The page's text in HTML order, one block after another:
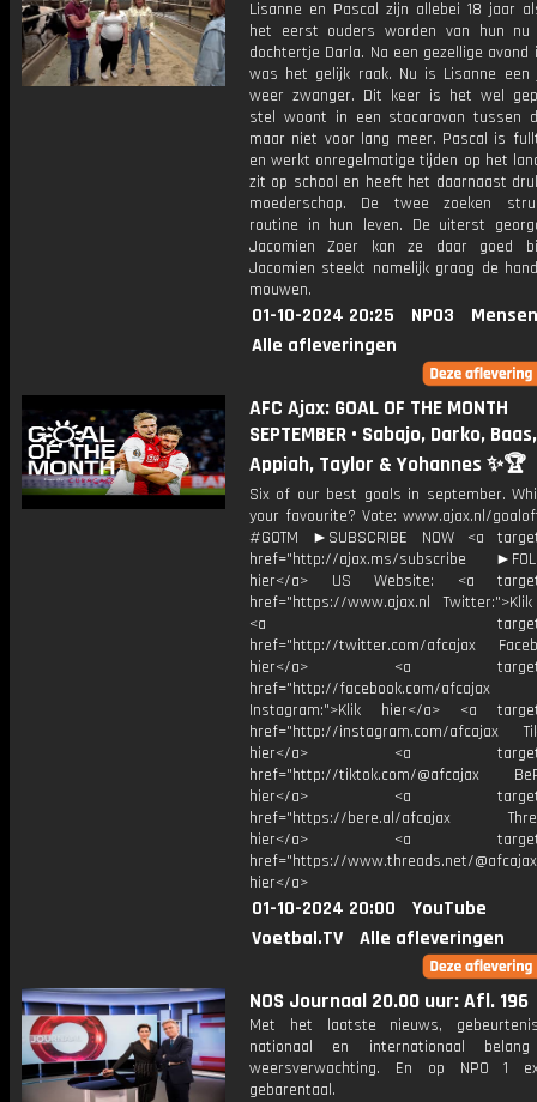
Lisanne en Pascal zijn allebei 18 jaar
het eerst ouders worden van hun nu
dochtertje Darla. Na een gezellige avond
was het gelijk raak. Nu is Lisanne
weer zwanger. Dit keer is het wel
stel woont in een stacaravan tussen
maar niet voor lang meer. Pascal is
en werkt onregelmatige tijden op het
zit op school en heeft het daarnaast
moederschap. De twee zoeken
routine in hun leven. De uiterst
Jacomien Zoer kan ze daar goed
Jacomien steekt namelijk graag de
mouwen.
01-10-2024 20:25 NPO3
Alle afleveringen
AFC Ajax: GOAL OF THE MONTH
SEPTEMBER • Sabajo, Darko, Baas,
Appiah, Taylor & Yohannes ✨🏆
Six of our best goals in september.
your favourite? Vote: www.ajax.nl/
#GOTM ►SUBSCRIBE NOW <a
href="http://ajax.ms/subscribe
hier</a> US Website: <a
href="https://www.ajax.nl
<a
href="http://twitter.com/afcajax
hier</a> <a
href="http://facebook.com/afcajax
Instagram:">Klik hier</a> <a
href="http://instagram.com/afcajax
hier</a> <a
href="http://tiktok.com/@afcajax
hier</a> <a
href="https://bere.al/afcajax
hier</a> <a
href="https://www.threads.net/
hier</a>
01-10-2024 20:00
YouTube
Voetbal.TV
Alle afleveringen
NOS Journaal 20.00 uur: Afl. 196
Met het laatste nieuws,
nationaal en internationaal
weersverwachting. En op NPO 1
gebarentaal.